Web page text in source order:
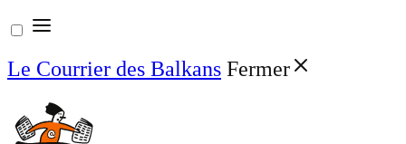
Aller
au
contenu
Le Courrier des Balkans Fermer